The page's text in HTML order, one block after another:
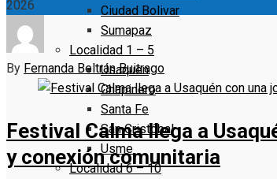
Ciudad Bolivar
Sumapaz
Localidad 1 – 5
Usaquen
Chapinero
Santa Fe
San Cristóbal
Usme
Localidad 6 – 10
2026
By Fernanda Beltrán Buitrago
Festival Calma llega a
y conexión comunitaria